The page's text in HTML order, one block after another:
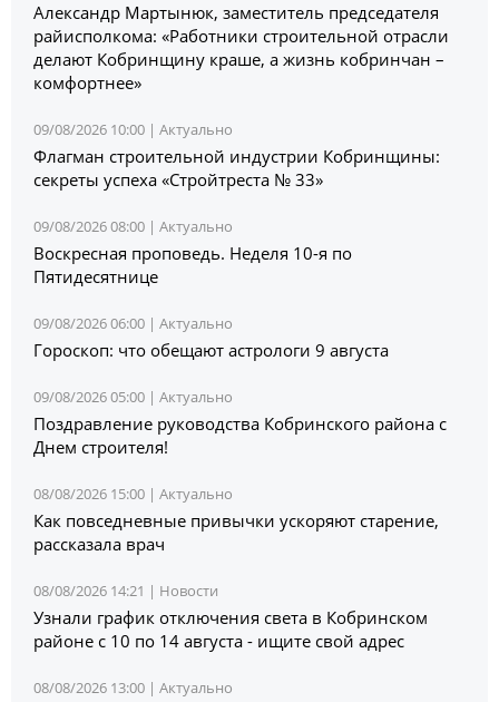
Александр Мартынюк, заместитель председателя
райисполкома: «Работники строительной отрасли
делают Кобринщину краше, а жизнь кобринчан –
комфортнее»
09/08/2026 10:00 | Актуально
Флагман строительной индустрии Кобринщины:
секреты успеха «Стройтреста № 33»
09/08/2026 08:00 | Актуально
Воскресная проповедь. Неделя 10-я по
Пятидесятнице
09/08/2026 06:00 | Актуально
Гороскоп: что обещают астрологи 9 августа
09/08/2026 05:00 | Актуально
Поздравление руководства Кобринского района с
Днем строителя!
08/08/2026 15:00 | Актуально
Как повседневные привычки ускоряют старение,
рассказала врач
08/08/2026 14:21 | Новости
Узнали график отключения света в Кобринском
районе с 10 по 14 августа - ищите свой адрес
08/08/2026 13:00 | Актуально